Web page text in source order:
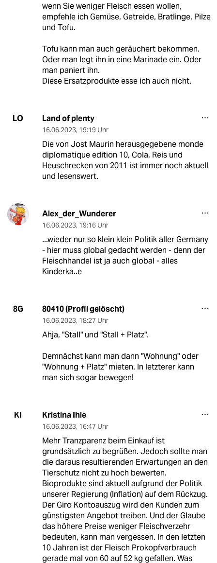
wenn Sie weniger Fleisch essen wollen,
empfehle ich Gemüse, Getreide, Bratlinge, Pilze
und Tofu.
Tofu kann man auch geräuchert bekommen.
Oder man legt ihn in eine Marinade ein. Oder
man paniert ihn.
Diese Ersatzprodukte esse ich auch nicht.
LO Land of plenty
16.06.2023, 19:19 Uhr
Die von Jost Maurin herausgegebene monde
diplomatique edition 10, Cola, Reis und
Heuschrecken von 2011 ist immer noch aktuell
und lesenswert.
Alex_der_Wunderer
16.06.2023, 19:16 Uhr
...wieder nur so klein klein Politik aller Germany
- hier muss global gedacht werden - denn der
Fleischhandel ist ja auch global - alles
Kinderka..e
8G 80410 (Profil gelöscht)
16.06.2023, 18:27 Uhr
Ahja, "Stall" und "Stall + Platz".
Demnächst kann man dann "Wohnung" oder
"Wohnung + Platz" mieten. In letzterer kann
man sich sogar bewegen!
KI Kristina Ihle
16.06.2023, 16:47 Uhr
Mehr Tranzparenz beim Einkauf ist
grundsätzlich zu begrüßen. Jedoch sollte man
die daraus resultierenden Erwartungen an den
Tierschutz nicht zu hoch bewerten.
Bioprodukte sind aktuell aufgrund der Politik
unserer Regierung (Inflation) auf dem Rückzug.
Der Giro Kontoauszug wird den Kunden zum
günstigsten Angebot treiben. Und der Glaube
das höhere Preise weniger Fleischverzehr
bedeuten, kann man vergessen. In den letzten
10 Jahren ist der Fleisch Prokopfverbrauch
gerade mal von 60 auf 52 kg gefallen. Was